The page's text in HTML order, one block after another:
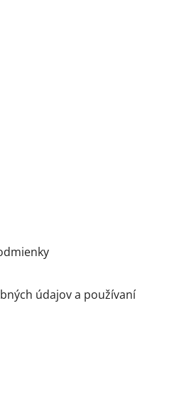
údajov a používaní